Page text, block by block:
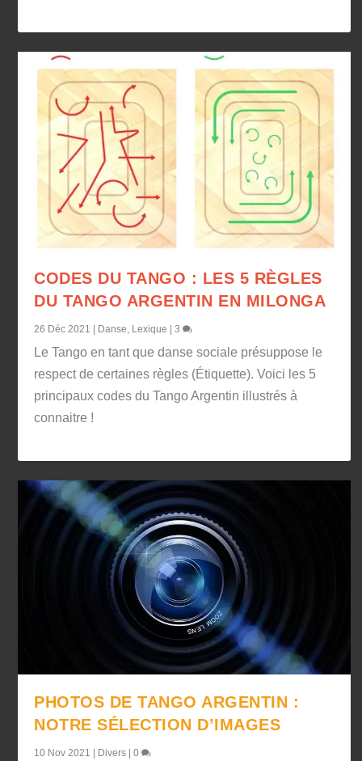
CODES DU TANGO : LES 5 RÈGLES
DU TANGO ARGENTIN EN MILONGA
26 Déc 2021 Danse, Lexique |3
Le Tango en tant que danse sociale présuppose le
respect de certaines règles (Étiquette). Voici les 5
principaux codes du Tango Argentin illustrés à
connaitre !
PHOTOS DE TANGO ARGENTIN :
NOTRE SÉLECTION D’IMAGES
10 Nov 2021 | Divers |0